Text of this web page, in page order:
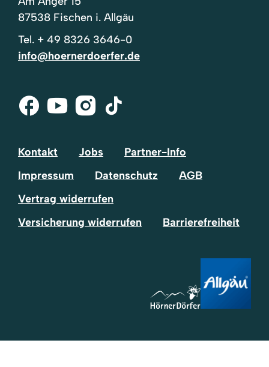
87538 Fischen i. Allgäu
Tel. + 49 8326 3646-0
info@hoernerdoerfer.de
Facebook
Youtube
Instagram
Tik-
Kontakt Jobs
Partner-Info
Impressum
Datenschutz
AGB
Vertrag widerrufen
Versicherung widerrufen
Barrierefreiheit